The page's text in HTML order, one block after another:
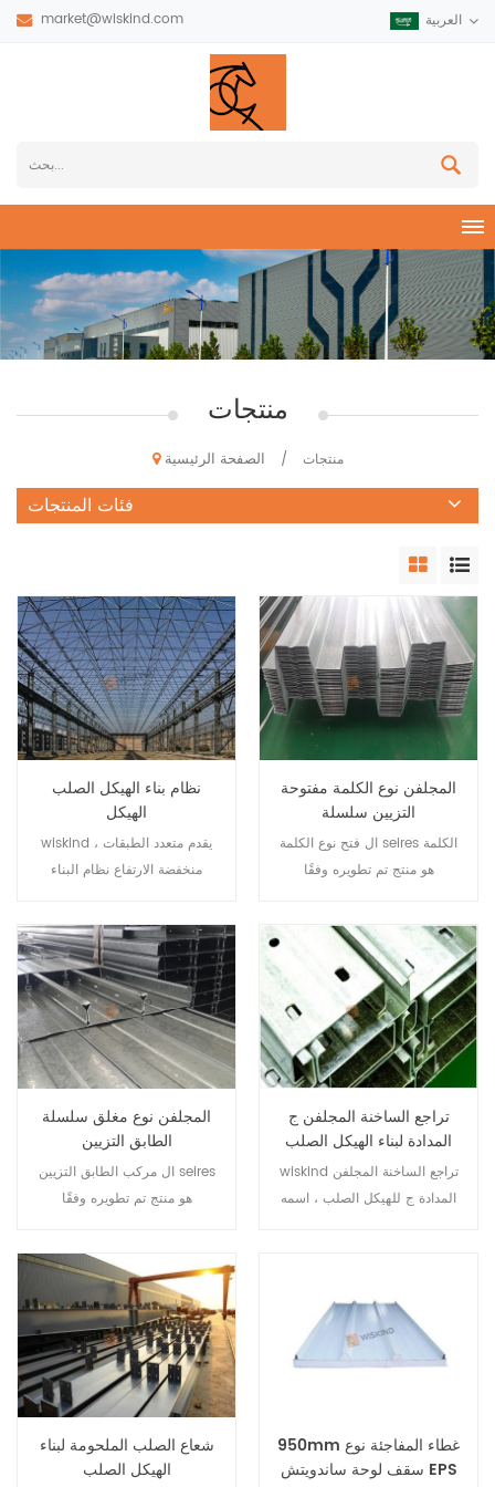
market@wiskind.com العربية
منتجات
الصفحة الرئيسية / منتجات
فئات المنتجات
نظام بناء الهيكل الصلب
الهيكل
wiskind يقدم متعدد الطبقات ،
منخفضة الارتفاع نظام البناء
للتكيف مع المتطلبات الوظيفية
للبناء المختلفة ؛ لديها خصائص
مفهوم التصميم الواضح والمعالجة
والتركيب السريع والدقيق.
المجلفن نوع الكلمة مفتوحة
التزيين سلسلة
ال فتح نوع الكلمة seires الكلمة
هو منتج تم تطويره وفقًا
الصلب والخرسانة ، ويستخدم
المجلفن نوع مغلق سلسلة
الطابق التزيين
ال مركب الطابق التزيين seires
هو منتج تم تطويره وفقًا
تراجع الساخنة المجلفن ج
المدادة لبناء الهيكل الصلب
wiskind تراجع الساخنة المجلفن
المدادة ج للهيكل الصلب ، اسمه
الجيدة عن طريق طريقة الثني
على البارد. المعالجة السطحية
هي المجلفن أو العارية. لديها
الوزن الخفيف ، المقطع العرضي
للأداء الممتاز ، القوة العالية وهلم
شعاع الصلب الملحومة لبناء
الهيكل الصلب
950mm غطاء المفاجئة نوع
سقف لوحة ساندويتش EPS